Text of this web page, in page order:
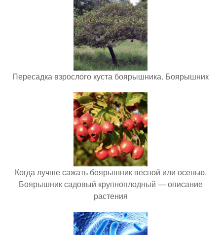
Пересадка взрослого куста боярышника. Боярышник
Когда лучше сажать боярышник весной или осенью.
Боярышник садовый крупноплодный — описание
растения